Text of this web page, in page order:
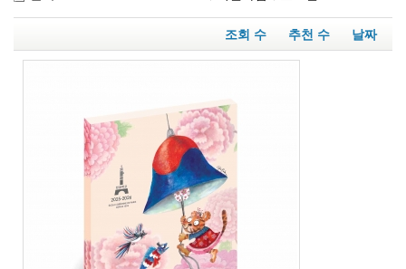
조회 수 추천 수 날짜